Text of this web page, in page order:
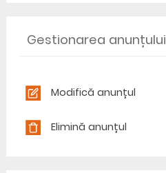
Gestionarea anunțului
Modifică anunțul
Elimină anunțul